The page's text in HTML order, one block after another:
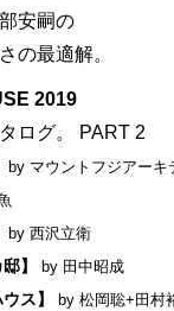
安嗣の
の最適解。
2019
ログ。 PART 2
by マウントフジアーキ
by 西沢立衛
】 by 田中昭成
ス】 by 松岡聡+田村